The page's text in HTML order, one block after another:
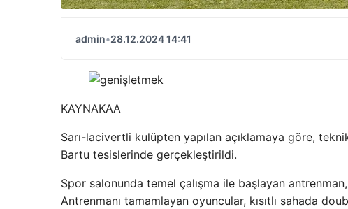
admin•28.12.2024 14:41
KAYNAKAA
Sarı-lacivertli kulüpten yapılan açıklamaya göre,
Bartu tesislerinde gerçekleştirildi.
Spor salonunda temel çalışma ile başlayan
Antrenmanı tamamlayan oyuncular, kısıtlı sahada